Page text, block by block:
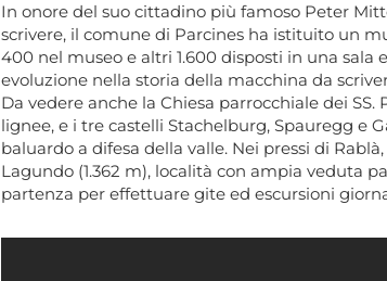
In onore del suo cittadino più famoso Peter
scrivere, il comune di Parcines ha istituito un
400 nel museo e altri 1.600 disposti in una
evoluzione nella storia della macchina da
Da vedere anche la Chiesa parrocchiale dei
lignee, e i tre castelli Stachelburg, Spauregg e
baluardo a difesa della valle. Nei pressi di
Lagundo (1.362 m), località con ampia veduta
partenza per effettuare gite ed escursioni